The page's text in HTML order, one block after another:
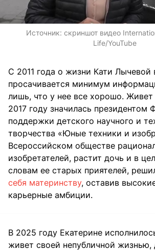
Источник: скриншот видео
Life/YouTube
С 2011 года о жизни Кати Лычевой
просачивается минимум
лишь, что у нее все хорошо.
2017 году значилась президентом
поддержки детского научного и
творчества «Юные техники и
Всероссийском обществе
изобретателей, растит дочь и в
словам ее старых приятелей,
себя материнству, оставив
карьерные амбиции.
В 2025 году Екатерине
живет своей непубличной жизнью,